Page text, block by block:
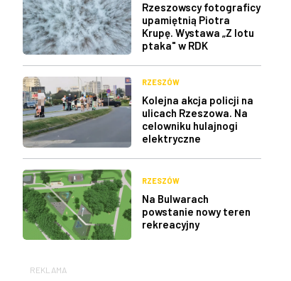
Rzeszowscy fotograficy
upamiętnią Piotra
Krupę. Wystawa „Z lotu
ptaka" w RDK
RZESZÓW
Kolejna akcja policji na
ulicach Rzeszowa. Na
celowniku hulajnogi
elektryczne
RZESZÓW
Na Bulwarach
powstanie nowy teren
rekreacyjny
REKLAMA